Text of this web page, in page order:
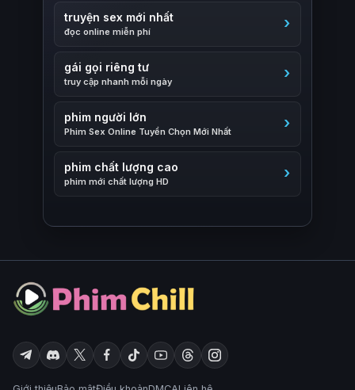
truyện sex mới nhất
đọc online miễn phí
gái gọi riêng tư
truy cập nhanh mỗi ngày
phim người lớn
Phim Sex Online Tuyển Chọn Mới Nhất
phim chất lượng cao
phim mới chất lượng HD